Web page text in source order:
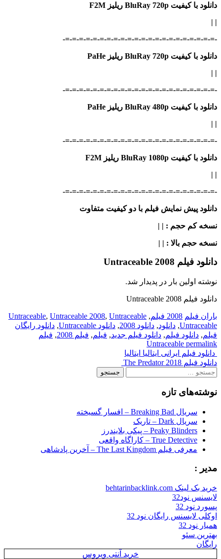
دانلود با کیفیت BluRay 720p ریلیز F2M
|
|
-=-=-=-=-=-=-=-=-=-=-=-=-=-=-=-=-=-=-=-=-=-=-
دانلود با کیفیت BluRay 720p ریلیز PaHe
|
|
-=-=-=-=-=-=-=-=-=-=-=-=-=-=-=-=-=-=-=-=-=-=-
دانلود با کیفیت BluRay 480p ریلیز PaHe
| |
-=-=-=-=-=-=-=-=-=-=-=-=-=-=-=-=-=-=-=-=-=-=-
دانلود با کیفیت BluRay 1080p ریلیز F2M
| |
-=-=-=-=-=-=-=-=-=-=-=-=-=-=-=-=-=-=-=-=-=-=-
دانلود پیش نمایش فیلم با دو کیفیت متفاوت
نسخه کم حجم : | |
نسخه حجم بالا : | |
دانلود فیلم Untraceable 2008
نوشته اولین بار در پدیدار شد.
دانلود فیلم Untraceable 2008
باران فیلم 2008 فیلم ,
Untraceable, Untraceable 2008, Untraceable
Untraceable
, دانلود, دانلود 2008 , دانلود Untraceable , دانلود رایگان
فیلم, دانلود فیلم, دانلود فیلم جدید, فیلم, فیلم 2008 , فیلم
Untraceable permalink
Post
navigation
دانلود فیلم ایرانی ایتالیا ایتالیا
دانلود فیلم The Predator 2018
جستجو
نوشته‌های تازه
سریال Breaking Bad – افسار گسیخته
سریال Dark – تاریک
Peaky Blinders – پیکی بلایندرز
True Detective – کاراگاه واقعی
معرفی فیلم The Last Kingdom – آخرین پادشاهی
مدیر :
خرید بک لینک behtarinbacklink.com
لایسنس نود32
پسورد نود 32
اوکلی لایسنس رایگان نود 32
همیار نود 32
بهترین سئو
رایگان
خرید آنتی ویروس